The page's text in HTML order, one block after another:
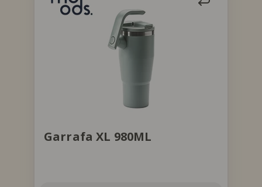
Garrafa XL 980ML
Garrafa com palhinha integrada e